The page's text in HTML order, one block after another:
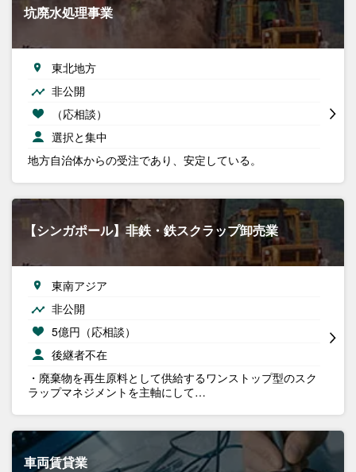
坑廃水処理事業
東北地方
非公開
（応相談）
選択と集中
地方自治体からの受注であり、安定している。
【シンガポール】非鉄・鉄スクラップ卸売業
東南アジア
非公開
5億円（応相談）
後継者不在
・廃棄物を再生原料として供給するワンストップ型のスク
ラップマネジメントを主軸にして…
車両賃貸業